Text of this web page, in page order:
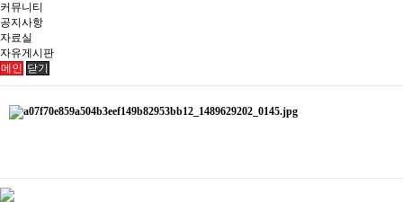
커뮤니티
공지사항
자료실
자유게시판
메인 닫기